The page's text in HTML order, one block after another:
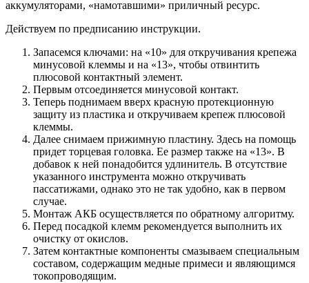
аккумуляторами, «намотавшими» приличный ресурс.
Действуем по предписанию инструкции.
Запасемся ключами: на «10» для откручивания крепежа
минусовой клеммы и на «13», чтобы отвинтить
плюсовой контактный элемент.
Первым отсоединяется минусовой контакт.
Теперь поднимаем вверх красную протекционную
защиту из пластика и откручиваем крепеж плюсовой
клеммы.
Далее снимаем прижимную пластину. Здесь на помощь
придет торцевая головка. Ее размер также на «13». В
добавок к ней понадобится удлинитель. В отсутствие
указанного инструмента можно откручивать
пассатижами, однако это не так удобно, как в первом
случае.
Монтаж АКБ осуществляется по обратному алгоритму.
Перед посадкой клемм рекомендуется выполнить их
очистку от окислов.
Затем контактные компоненты смазываем специальным
составом, содержащим медные примеси и являющимся
токопроводящим.